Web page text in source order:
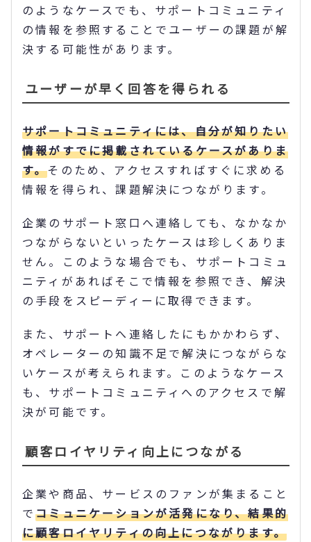
のようなケースでも、サポートコミュニティ
の情報を参照することでユーザーの課題が解
決する可能性があります。
ユーザーが早く回答を得られる
サポートコミュニティには、自分が知りたい
情報がすでに掲載されているケースがありま
す。そのため、アクセスすればすぐに求める
情報を得られ、課題解決につながります。
企業のサポート窓口へ連絡しても、なかなか
つながらないといったケースは珍しくありま
せん。このような場合でも、サポートコミュ
ニティがあればそこで情報を参照でき、解決
の手段をスピーディーに取得できます。
また、サポートへ連絡したにもかかわらず、
オペレーターの知識不足で解決につながらな
いケースが考えられます。このようなケース
も、サポートコミュニティへのアクセスで解
決が可能です。
顧客ロイヤリティ向上につながる
企業や商品、サービスのファンが集まること
でコミュニケーションが活発になり、結果的
に顧客ロイヤリティの向上につながります。